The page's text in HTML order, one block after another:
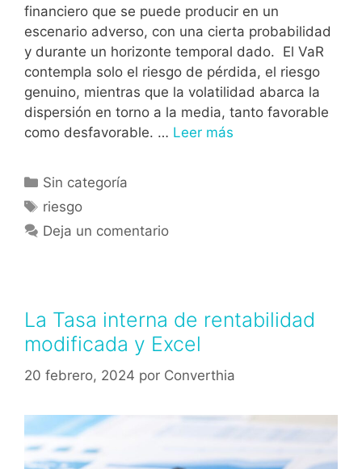
financiero que se puede producir en un
escenario adverso, con una cierta probabilidad
y durante un horizonte temporal dado. El VaR
contempla solo el riesgo de pérdida, el riesgo
genuino, mientras que la volatilidad abarca la
dispersión en torno a la media, tanto favorable
como desfavorable. … Leer más
Sin categoría
riesgo
Deja un comentario
La Tasa interna de rentabilidad
modificada y Excel
20 febrero, 2024 por Converthia